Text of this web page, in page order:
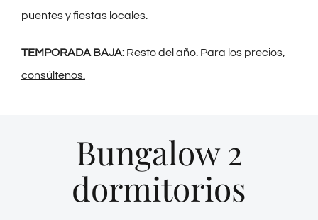
puentes y fiestas locales.
TEMPORADA BAJA:Resto del año. Para los precios,
consúltenos.
Bungalow 2
dormitorios